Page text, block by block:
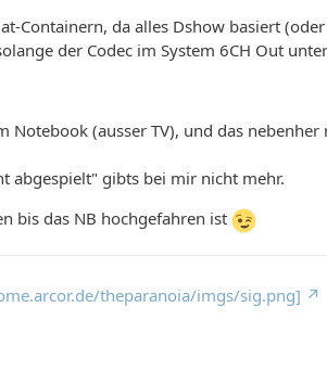
Containern, da alles Dshow basiert
der Codec im System 6CH Out
Notebook (ausser TV), und das
abgespielt" gibts bei mir nicht mehr.
bis das NB hochgefahren ist
theparanoia/imgs/sig.png]